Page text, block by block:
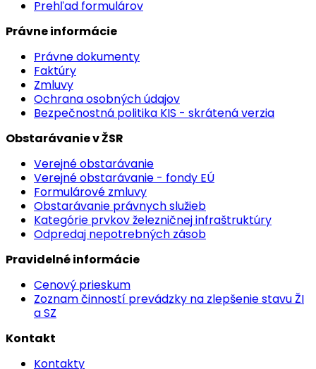
Prehľad formulárov
Právne informácie
Právne dokumenty
Faktúry
Zmluvy
Ochrana osobných údajov
Bezpečnostná politika KIS - skrátená verzia
Obstarávanie v ŽSR
Verejné obstarávanie
Verejné obstarávanie - fondy EÚ
Formulárové zmluvy
Obstarávanie právnych služieb
Kategórie prvkov železničnej infraštruktúry
Odpredaj nepotrebných zásob
Pravidelné informácie
Cenový prieskum
Zoznam činností prevádzky na zlepšenie stavu ŽI
a SZ
Kontakt
Kontakty